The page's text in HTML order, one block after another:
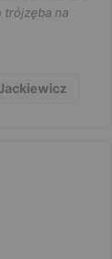
trójzęba na